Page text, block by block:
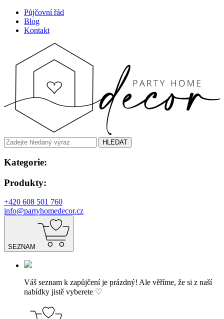
Půjčovní řád
Blog
Kontakt
HLEDAT
Kategorie:
Produkty:
+420 608 501 760
info@partyhomedecor.cz
SEZNAM
Váš seznam k zapůjčení je prázdný! Ale věříme, že si z naší
nabídky jistě vyberete ♡